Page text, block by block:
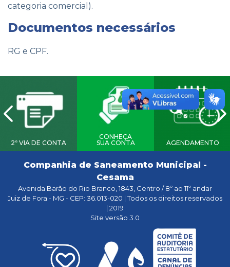
categoria comercial).
Documentos necessários
RG e CPF.
2ª VIA DE CONTA
CONHEÇA
SUA CONTA
AGENDAMENTO
Companhia de Saneamento Municipal -
Cesama
Avenida Barão do Rio Branco, 1843, Centro / 8º ao 11º andar
Juiz de Fora - MG - CEP: 36.013-020 | Todos os direitos reservados
| 2019
Site versão 3.0